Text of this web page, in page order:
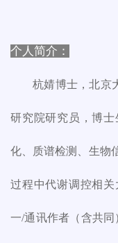
个人简介：
杭婧博士，北京
研究院研究员，博
化、质谱检测、生物
过程中代谢调控相
一/通讯作者（含共同